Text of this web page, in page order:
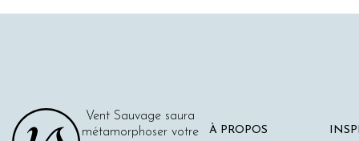
Vent Sauvage saura
métamorphoser votre
À PROPOS